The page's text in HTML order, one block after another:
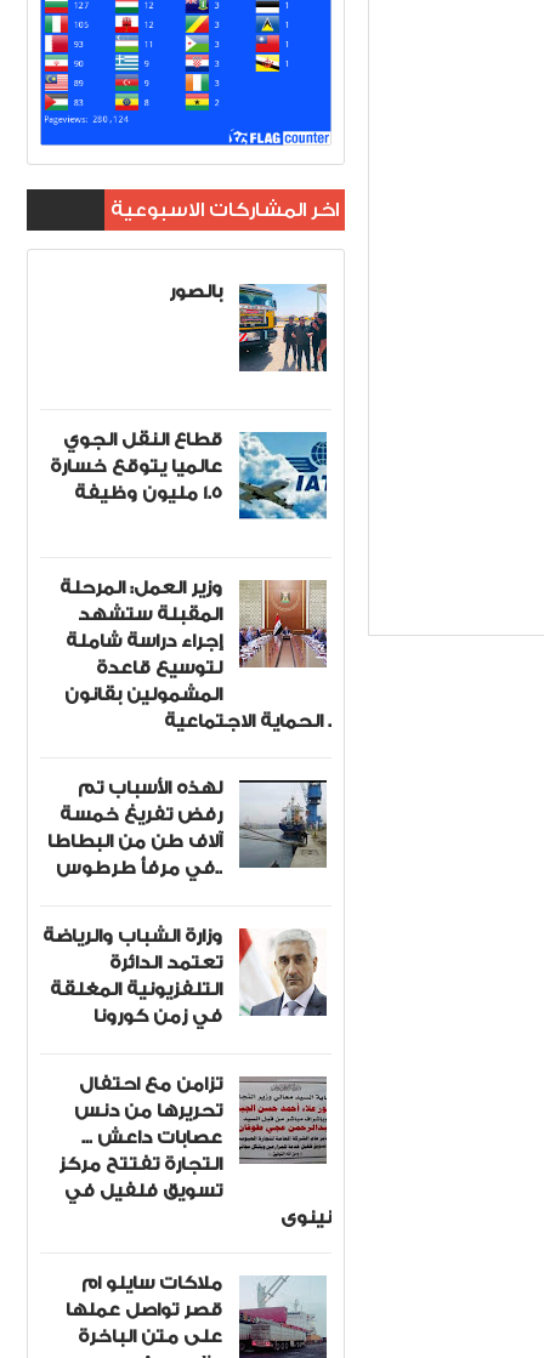
اخر المشاركات الاسبوعية
بالصور
قطاع النقل الجوي
عالميا يتوقع خسارة
1.5 مليون وظيفة
وزير العمل: المرحلة
المقبلة ستشهد
إجراء دراسة شاملة
لتوسيع قاعدة
المشمولين بقانون
الحماية الاجتماعية .
لهذه الأسباب تم
رفض تفريغ خمسة
آلاف طن من البطاطا
في مرفأ طرطوس..
وزارة الشباب والرياضة
تعتمد الدائرة
التلفزيونية المغلقة
في زمن كورونا
تزامن مع احتفال
تحريرها من دنس
عصابات داعش ...
التجارة تفتتح مركز
تسويق فلفيل في
نينوى
ملاكات سايلو ام
قصر تواصل عملها
على متن الباخرة